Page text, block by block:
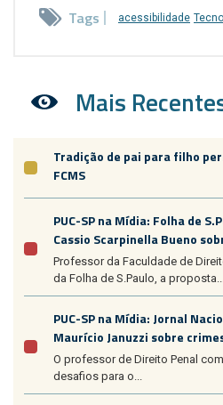
Tags acessibilidade
Mais
Tradição de pai para filho
FCMS
PUC-SP na Mídia: Folha de
Cassio Scarpinella Bueno
Professor da Faculdade de
da Folha de S.Paulo, a proposta...
PUC-SP na Mídia: Jornal
Maurício Januzzi sobre
O professor de Direito Penal
desafios para o...